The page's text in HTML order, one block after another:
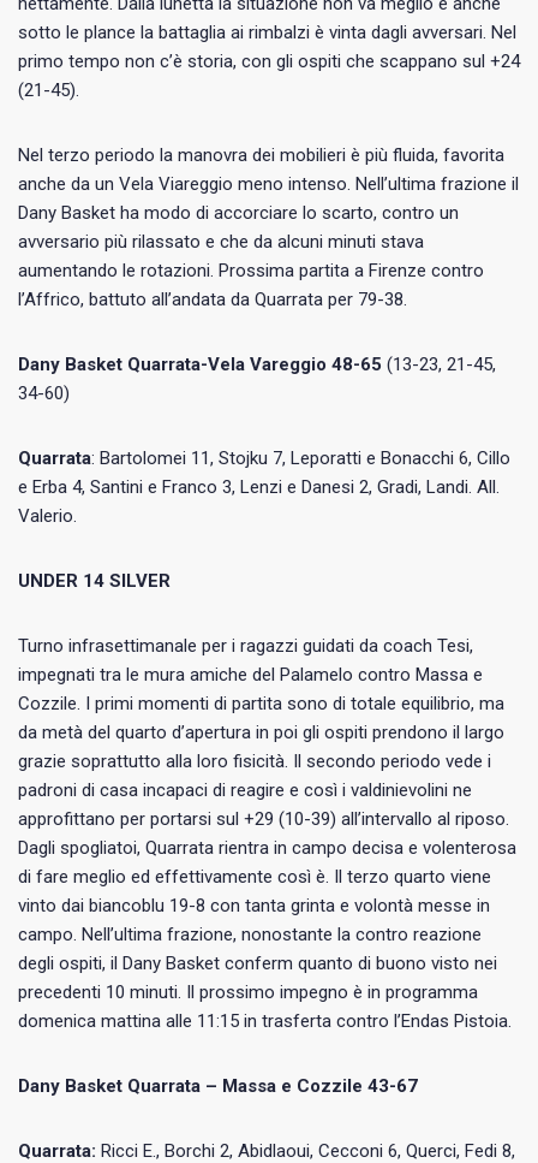
sotto le plance la battaglia ai rimbalzi è vinta dagli avversari. Nel
primo tempo non c’è storia, con gli ospiti che scappano sul +24
(21-45).
Nel terzo periodo la manovra dei mobilieri è più fluida, favorita
anche da un Vela Viareggio meno intenso. Nell’ultima frazione il
Dany Basket ha modo di accorciare lo scarto, contro un
avversario più rilassato e che da alcuni minuti stava
aumentando le rotazioni. Prossima partita a Firenze contro
l’Affrico, battuto all’andata da Quarrata per 79-38.
Dany Basket Quarrata-Vela Vareggio 48-65 (13-23, 21-45,
34-60)
Quarrata: Bartolomei 11, Stojku 7, Leporatti e Bonacchi 6, Cillo
e Erba 4, Santini e Franco 3, Lenzi e Danesi 2, Gradi, Landi. All.
Valerio.
UNDER 14 SILVER
Turno infrasettimanale per i ragazzi guidati da coach Tesi,
impegnati tra le mura amiche del Palamelo contro Massa e
Cozzile. I primi momenti di partita sono di totale equilibrio, ma
da metà del quarto d’apertura in poi gli ospiti prendono il largo
grazie soprattutto alla loro fisicità. Il secondo periodo vede i
padroni di casa incapaci di reagire e così i valdinievolini ne
approfittano per portarsi sul +29 (10-39) all’intervallo al riposo.
Dagli spogliatoi, Quarrata rientra in campo decisa e volenterosa
di fare meglio ed effettivamente così è. Il terzo quarto viene
vinto dai biancoblu 19-8 con tanta grinta e volontà messe in
campo. Nell’ultima frazione, nonostante la contro reazione
degli ospiti, il Dany Basket conferm quanto di buono visto nei
precedenti 10 minuti. Il prossimo impegno è in programma
domenica mattina alle 11:15 in trasferta contro l’Endas Pistoia.
Dany Basket Quarrata – Massa e Cozzile 43-67
Quarrata: Ricci E., Borchi 2, Abidlaoui, Cecconi 6, Querci, Fedi 8,